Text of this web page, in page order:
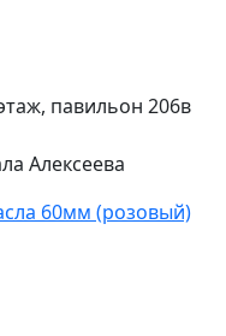
павильон 206в
Алексеева
60мм (розовый)